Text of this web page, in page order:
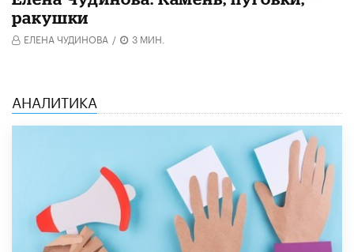
ракушки
ЕЛЕНА ЧУДИНОВА / 3 МИН.
АНАЛИТИКА